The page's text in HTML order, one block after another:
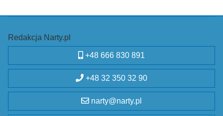
Redakcja Narty.pl
+48 666 830 891
+48 32 350 32 90
narty@narty.pl